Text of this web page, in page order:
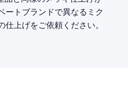
ートブランドで異なるミク
上げをご依頼ください。